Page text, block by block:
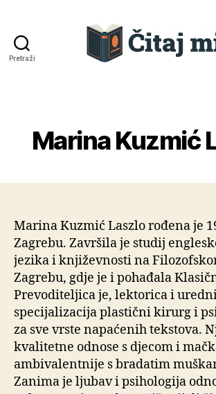
Pretraži
Kategorije
Marina Kuzmić
Marina Kuzmić Laszlo rođena je
Zagrebu. Završila je studij
jezika i književnosti na
Zagrebu, gdje je i pohađala
Prevoditeljica je, lektorica i
specijalizacija plastični kirurg i
za sve vrste napaćenih tekstova.
kvalitetne odnose s djecom i
ambivalentnije s bradatim
Zanima je ljubav i psihologija